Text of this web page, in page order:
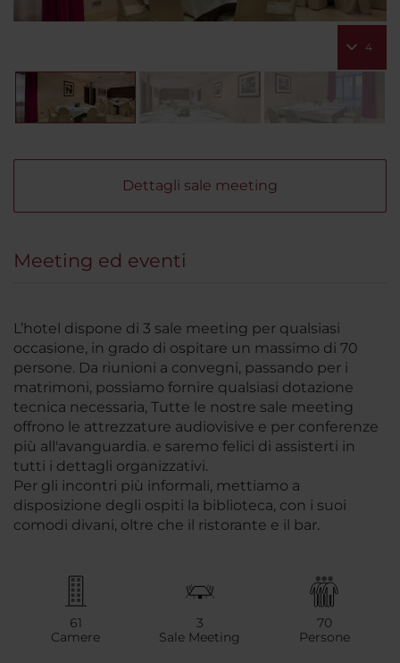
4
Dettagli sale meeting
Meeting ed eventi
L’hotel dispone di 3 sale meeting per qualsiasi
occasione, in grado di ospitare un massimo di 70
persone. Da riunioni a convegni, passando per i
matrimoni, possiamo fornire qualsiasi dotazione
tecnica necessaria, Tutte le nostre sale meeting
offrono le attrezzature audiovisive e per conferenze
più all'avanguardia. e saremo felici di assisterti in
tutti i dettagli organizzativi.
Per gli incontri più informali, mettiamo a
disposizione degli ospiti la biblioteca, con i suoi
comodi divani, oltre che il ristorante e il bar.
61
Camere
3
Sale Meeting
70
Persone